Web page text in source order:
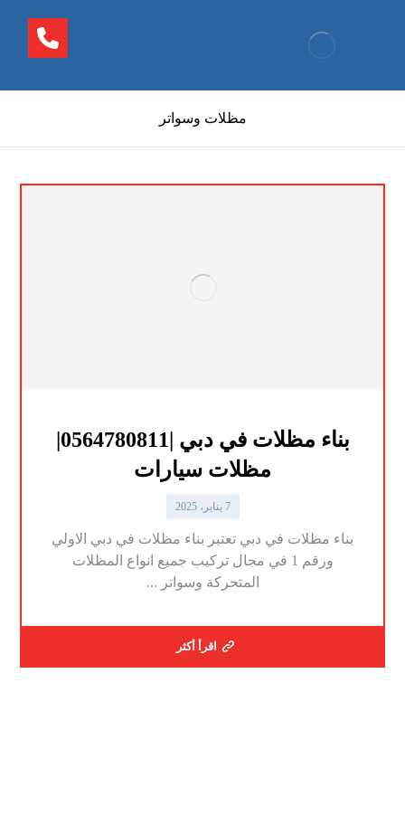
مظلات وسواتر
بناء مظلات في دبي |0564780811|
مظلات سيارات
7 يناير، 2025
بناء مظلات في دبي تعتبر بناء مظلات في دبي الاولي
ورقم 1 في مجال تركيب جميع انواع المظلات
المتحركة وسواتر ...
اقرأ أكثر